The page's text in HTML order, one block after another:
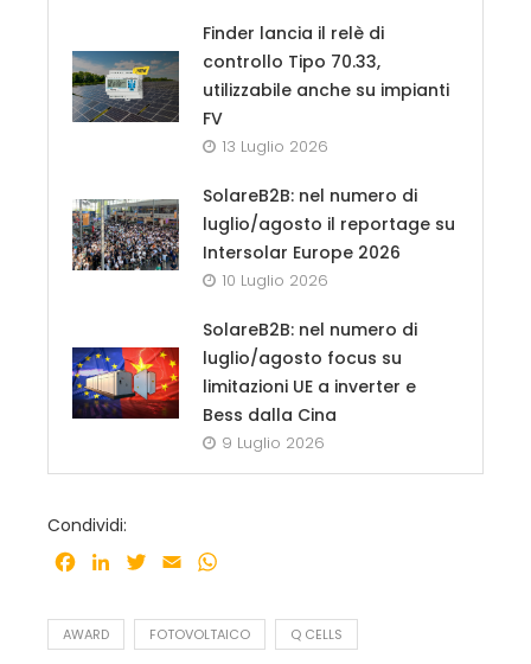
Finder lancia il relè di
controllo Tipo 70.33,
utilizzabile anche su impianti
FV
13 Luglio 2026
SolareB2B: nel numero di
luglio/agosto il reportage su
Intersolar Europe 2026
10 Luglio 2026
SolareB2B: nel numero di
luglio/agosto focus su
limitazioni UE a inverter e
Bess dalla Cina
9 Luglio 2026
Condividi:
Facebook
LinkedInTwitter
Email
AWARD FOTOVOLTAICO Q CELLS